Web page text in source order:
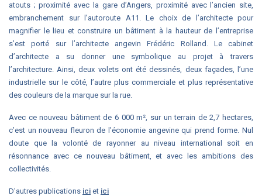
atouts ; proximité avec la gare d’Angers, proximité avec l’ancien site,
embranchement sur l’autoroute A11. Le choix de l’architecte pour
magnifier le lieu et construire un bâtiment à la hauteur de l’entreprise
s’est porté sur l’architecte angevin Frédéric Rolland. Le cabinet
d’architecte a su donner une symbolique au projet à travers
l’architecture. Ainsi, deux volets ont été dessinés, deux façades, l’une
industrielle sur le côté, l’autre plus commerciale et plus représentative
des couleurs de la marque sur la rue.
Avec ce nouveau bâtiment de 6 000 m², sur un terrain de 2,7 hectares,
c’est un nouveau fleuron de l’économie angevine qui prend forme. Nul
doute que la volonté de rayonner au niveau international soit en
résonnance avec ce nouveau bâtiment, et avec les ambitions des
collectivités.
D'autres publications ici et ici